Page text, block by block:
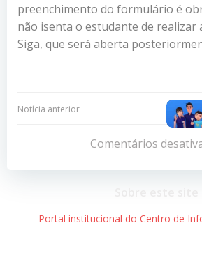
preenchimento do formulário é
não isenta o estudante de realizar
Siga, que será aberta
Navegação
Post
Notícia anterior
de
Comentários
Portal institucional do Centro de